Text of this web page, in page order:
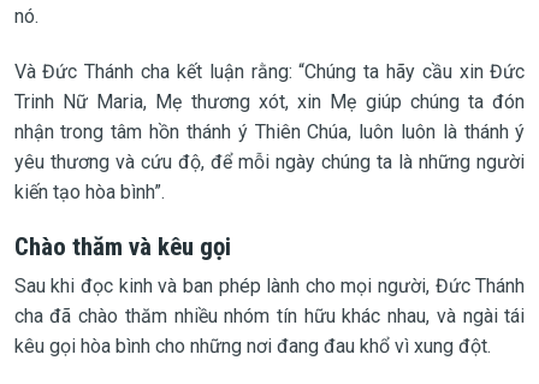
nó.
Và Đức Thánh cha kết luận rằng: “Chúng ta hãy cầu xin Đức
Trinh Nữ Maria, Mẹ thương xót, xin Mẹ giúp chúng ta đón
nhận trong tâm hồn thánh ý Thiên Chúa, luôn luôn là thánh ý
yêu thương và cứu độ, để mỗi ngày chúng ta là những người
kiến tạo hòa bình”.
Chào thăm và kêu gọi
Sau khi đọc kinh và ban phép lành cho mọi người, Đức Thánh
cha đã chào thăm nhiều nhóm tín hữu khác nhau, và ngài tái
kêu gọi hòa bình cho những nơi đang đau khổ vì xung đột.